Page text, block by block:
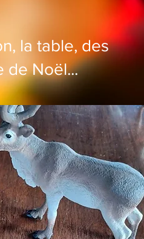
la table, des
de Noël...